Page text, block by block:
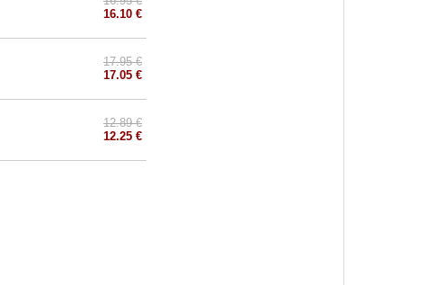
16.10 €
17.95 €
17.05 €
12.89 €
12.25 €